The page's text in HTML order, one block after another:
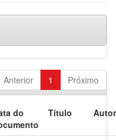
Anterior 1 Próximo
do
Título